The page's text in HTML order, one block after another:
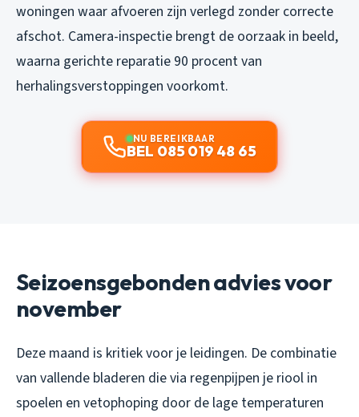
woningen waar afvoeren zijn verlegd zonder correcte
afschot. Camera-inspectie brengt de oorzaak in beeld,
waarna gerichte reparatie 90 procent van
herhalingsverstoppingen voorkomt.
NU BEREIKBAAR
BEL 085 019 48 65
Seizoensgebonden advies voor
november
Deze maand is kritiek voor je leidingen. De combinatie
van vallende bladeren die via regenpijpen je riool in
spoelen en vetophoping door de lage temperaturen